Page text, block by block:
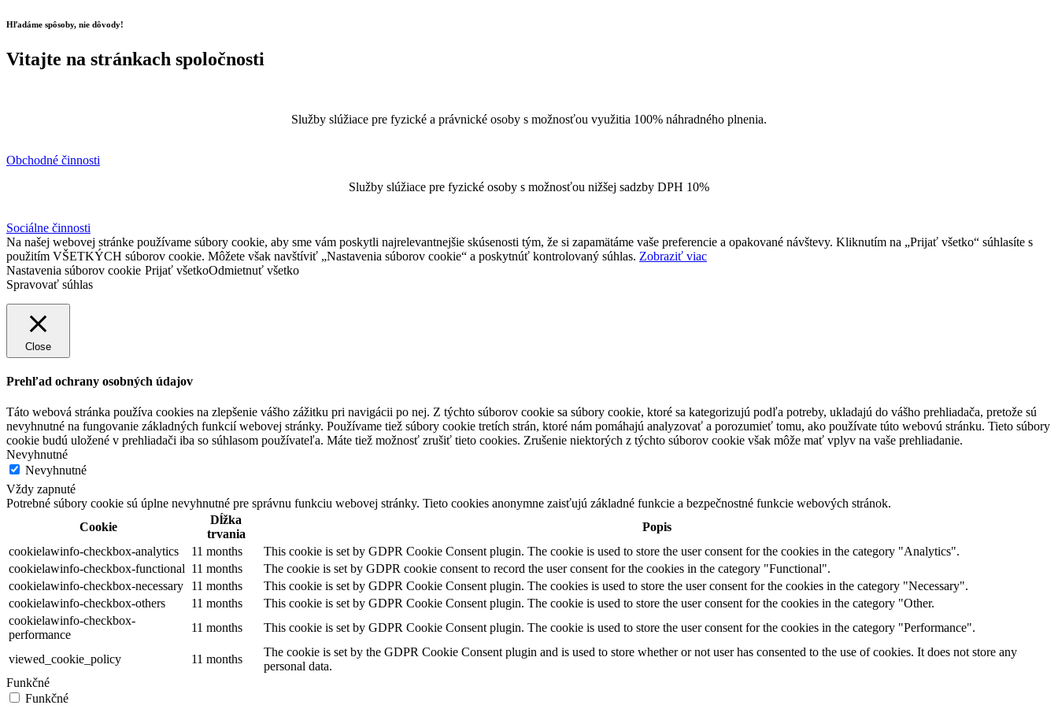
Hľadáme spôsoby, nie dôvody!
Vitajte na stránkach spoločnosti
Služby slúžiace pre fyzické a právnické osoby s možnosťou využitia 100% náhradného plnenia.
Obchodné činnosti
Služby slúžiace pre fyzické osoby s možnosťou nižšej sadzby DPH 10%
Sociálne činnosti
Na našej webovej stránke používame súbory cookie, aby sme vám poskytli najrelevantnejšie skúsenosti tým, že si zapamätáme vaše preferencie a opakované návštevy. Kliknutím na „Prijať všetko“ súhlasíte s
použitím VŠETKÝCH súborov cookie. Môžete však navštíviť „Nastavenia súborov cookie“ a poskytnúť kontrolovaný súhlas. Zobraziť viac
Nastavenia súborov cookie Prijať všetkoOdmietnuť všetko
Spravovať súhlas
Close
Prehľad ochrany osobných údajov
Táto webová stránka používa cookies na zlepšenie vášho zážitku pri navigácii po nej. Z týchto súborov cookie sa súbory cookie, ktoré sa kategorizujú podľa potreby, ukladajú do vášho prehliadača, pretože sú
nevyhnutné na fungovanie základných funkcií webovej stránky. Používame tiež súbory cookie tretích strán, ktoré nám pomáhajú analyzovať a porozumieť tomu, ako používate túto webovú stránku. Tieto súbory
cookie budú uložené v prehliadači iba so súhlasom používateľa. Máte tiež možnosť zrušiť tieto cookies. Zrušenie niektorých z týchto súborov cookie však môže mať vplyv na vaše prehliadanie.
Nevyhnutné
Nevyhnutné
Vždy zapnuté
Potrebné súbory cookie sú úplne nevyhnutné pre správnu funkciu webovej stránky. Tieto cookies anonymne zaisťujú základné funkcie a bezpečnostné funkcie webových stránok.
Cookie
Dĺžka
trvania
Popis
cookielawinfo-checkbox-analytics
11 months
This cookie is set by GDPR Cookie Consent plugin. The cookie is used to store the user consent for the cookies in the category "Analytics".
cookielawinfo-checkbox-functional 11 months
The cookie is set by GDPR cookie consent to record the user consent for the cookies in the category "Functional".
cookielawinfo-checkbox-necessary
11 months
This cookie is set by GDPR Cookie Consent plugin. The cookies is used to store the user consent for the cookies in the category "Necessary".
cookielawinfo-checkbox-others
11 months
This cookie is set by GDPR Cookie Consent plugin. The cookie is used to store the user consent for the cookies in the category "Other.
cookielawinfo-checkbox-
performance
11 months This cookie is set by GDPR Cookie Consent plugin. The cookie is used to store the user consent for the cookies in the category "Performance".
viewed_cookie_policy 11 months
The cookie is set by the GDPR Cookie Consent plugin and is used to store whether or not user has consented to the use of cookies. It does not store any
personal data.
Funkčné
Funkčné